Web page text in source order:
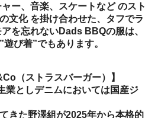
ー、音楽、スケートなど のスト
文化 を掛け合わせた、タフでラ
を忘れないDads BBQの服は、
び着”でもあります。
（ストラスバーガー）】
業としデニムにおいては国産ジ
きた野澤組が2025年から本格的